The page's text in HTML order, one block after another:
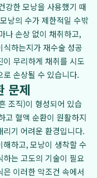
강한 모낭을 사용했기 때
낭의 수가 제한적일 수밖
나 손상 없이 채취하고,
하는지가 재수술 성공
무리하게 채취를 시도
손상될 수 있습니다.
문제
조직)이 형성되어 있습
고 혈액 순환이 원활하지
기 어려운 환경입니다.
하고, 모낭이 생착할 수
는 고도의 기술이 필요
은 이러한 악조건 속에서